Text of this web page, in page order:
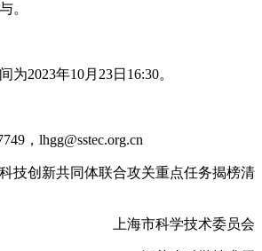
。
2023年10月23日16:30。
，lhgg@sstec.org.cn
技创新共同体联合攻关重点任务揭榜清
上海市科学技术委员会